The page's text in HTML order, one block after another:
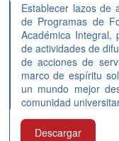
Establecer lazos de
de Programas de
Académica Integral,
de actividades de
de acciones de
marco de espíritu
un mundo mejor
comunidad
Descargar